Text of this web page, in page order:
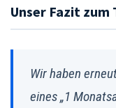
Unser Fazit
Wir haben
eines „1